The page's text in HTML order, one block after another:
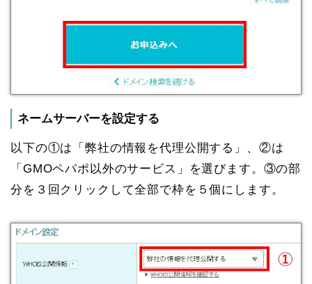
ネームサーバーを設定する
以下の①は「弊社の情報を代理公開する」、②は
「GMOペパポ以外のサービス」を選びます。③の部
分を３回クリックして全部で枠を５個にします。